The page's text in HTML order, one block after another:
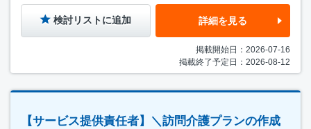
検討リストに追加 詳細を見る
掲載開始日：2026-07-16
掲載終了予定日：2026-08-12
【サービス提供責任者】＼訪問介護プランの作成